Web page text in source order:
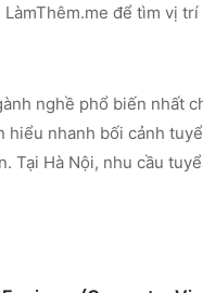
để tìm vị trí
nghề phổ biến nhất
hiểu nhanh bối cảnh
Tại Hà Nội, nhu cầu